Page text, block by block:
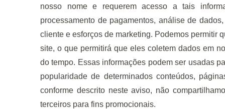
nosso nome e requerem acesso a tais
processamento de pagamentos, análise de
cliente e esforços de marketing. Podemos permitir
site, o que permitirá que eles coletem dados em
do tempo. Essas informações podem ser usadas
popularidade de determinados conteúdos,
conforme descrito neste aviso, não
terceiros para fins promocionais.